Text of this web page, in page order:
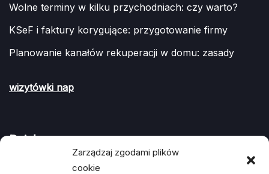
Zarządzaj zgodami plików
cookie
Wolne terminy w kilku przychodniach: czy warto?
KSeF i faktury korygujące: przygotowanie firmy
Planowanie kanałów rekuperacji w domu: zasady
wizytówki nap
Działy